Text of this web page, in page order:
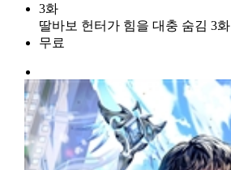
3화
딸바보 헌터가 힘을 대충 숨김 3화
무료